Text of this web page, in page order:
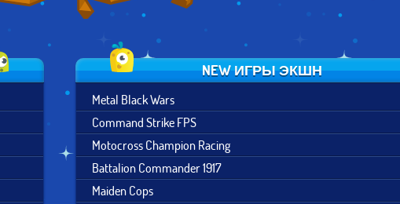
NEW ИГРЫ ЭКШН
Metal Black Wars
Command Strike FPS
Motocross Champion Racing
Battalion Commander 1917
Maiden Cops